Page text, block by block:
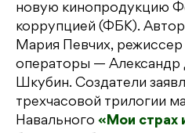
новую кинопродукцию
коррупцией (ФБК).
Мария Певчих,
операторы — Александр
Шкубин. Создатели
трехчасовой трилогии
Навального «Мои страх